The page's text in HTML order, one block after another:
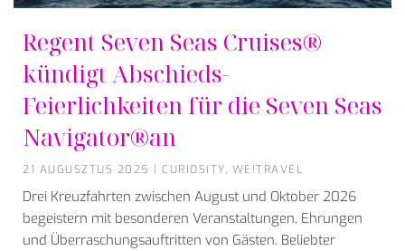
Regent Seven Seas Cruises®
kündigt Abschieds-
Feierlichkeiten für die Seven Seas
Navigator®an
21 AUGUSZTUS 2025 | CURIOSITY, WE!TRAVEL
Drei Kreuzfahrten zwischen August und Oktober 2026
begeistern mit besonderen Veranstaltungen, Ehrungen
und Überraschungsauftritten von Gästen. Beliebter